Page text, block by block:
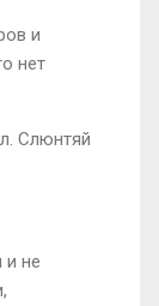
и
нет
Слюнтяй
и не